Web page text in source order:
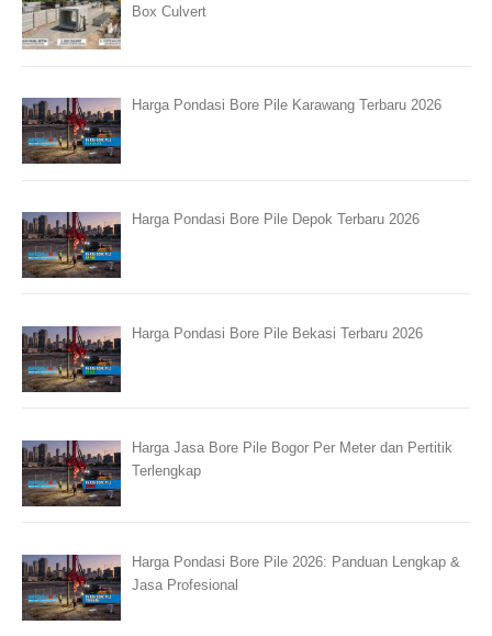
Box Culvert
Harga Pondasi Bore Pile Karawang Terbaru 2026
Harga Pondasi Bore Pile Depok Terbaru 2026
Harga Pondasi Bore Pile Bekasi Terbaru 2026
Harga Jasa Bore Pile Bogor Per Meter dan Pertitik
Terlengkap
Harga Pondasi Bore Pile 2026: Panduan Lengkap &
Jasa Profesional